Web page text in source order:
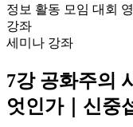
정보 활동 모임 대회
강좌
세미나 강좌
7강 공화주의
엇인가｜신중